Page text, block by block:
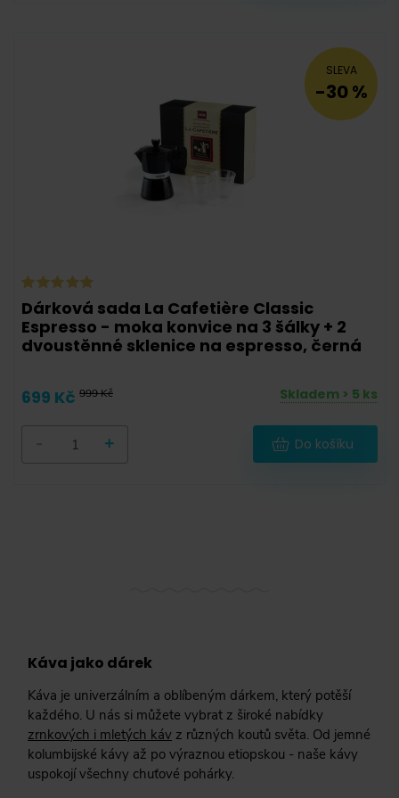
SLEVA
-30 %
Dárková sada La Cafetière Classic
Espresso - moka konvice na 3 šálky + 2
dvoustěnné sklenice na espresso, černá
699 Kč 999 Kč Skladem > 5 ks
+ Do košíku
Káva jako dárek
Káva je univerzálním a oblíbeným dárkem, který potěší
každého. U nás si můžete vybrat z široké nabídky
zrnkových i mletých káv z různých koutů světa. Od jemné
kolumbijské kávy až po výraznou etiopskou - naše kávy
uspokojí všechny chuťové pohárky.